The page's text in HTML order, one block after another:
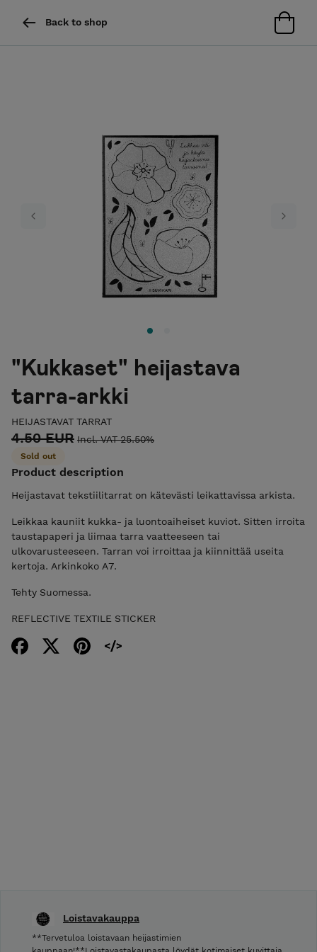
Back to shop
Previous Next
"Kukkaset" heijastava
tarra-arkki
HEIJASTAVAT TARRAT
4.50 EUR Incl. VAT 25.50%
Sold out
Product description
Heijastavat tekstiilitarrat on kätevästi leikattavissa arkista.
Leikkaa kauniit kukka- ja luontoaiheiset kuviot. Sitten irroita
taustapaperi ja liimaa tarra vaatteeseen tai
ulkovarusteeseen. Tarran voi irroittaa ja kiinnittää useita
kertoja. Arkinkoko A7.
Tehty Suomessa.
REFLECTIVE TEXTILE STICKER
Loistavakauppa
**Tervetuloa loistavaan heijastimien